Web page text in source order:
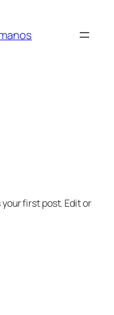
first post. Edit or